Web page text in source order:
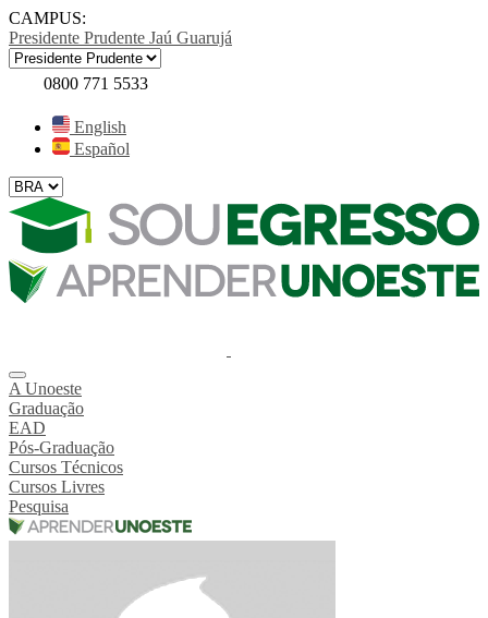
CAMPUS:
Presidente Prudente Jaú Guarujá
0800 771 5533
English
Español
A Unoeste
Graduação
EAD
Pós-Graduação
Cursos Técnicos
Cursos Livres
Pesquisa